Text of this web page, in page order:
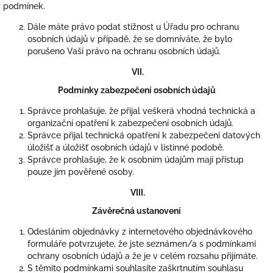
podmínek.
Dále máte právo podat stížnost u Úřadu pro ochranu
osobních údajů v případě, že se domníváte, že bylo
porušeno Vaší právo na ochranu osobních údajů.
VII.
Podmínky zabezpečení osobních údajů
Správce prohlašuje, že přijal veškerá vhodná technická a
organizační opatření k zabezpečení osobních údajů.
Správce přijal technická opatření k zabezpečení datových
úložišť a úložišť osobních údajů v listinné podobě.
Správce prohlašuje, že k osobním údajům mají přístup
pouze jím pověřené osoby.
VIII.
Závěrečná ustanovení
Odesláním objednávky z internetového objednávkového
formuláře potvrzujete, že jste seznámen/a s podmínkami
ochrany osobních údajů a že je v celém rozsahu přijímáte.
S těmito podmínkami souhlasíte zaškrtnutím souhlasu